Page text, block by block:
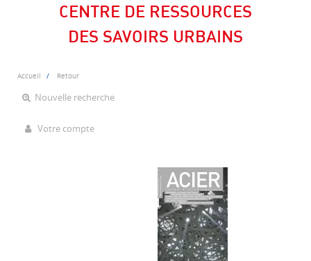
CENTRE DE RESSOURCES
DES SAVOIRS URBAINS
Accueil Retour
Nouvelle recherche
Votre compte